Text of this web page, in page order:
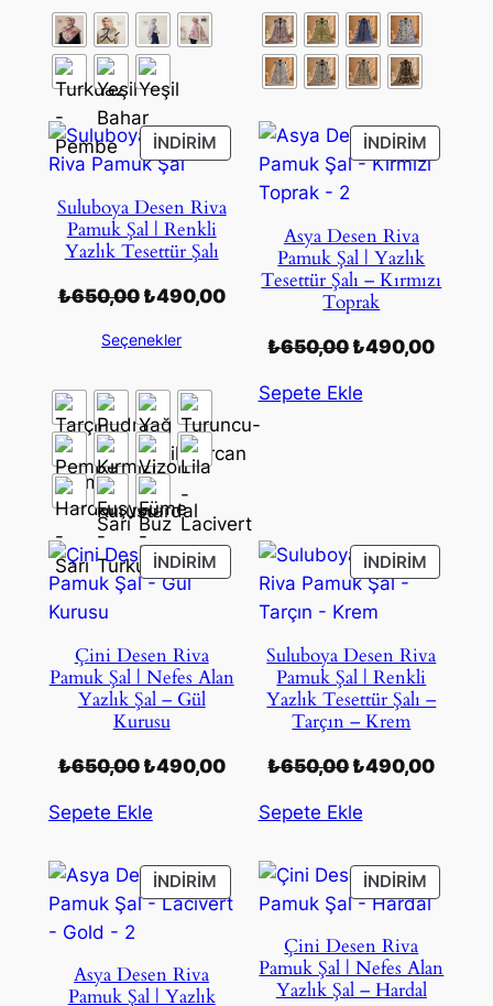
İNDIRIM İNDIRIMDEKI
ÜRÜN
Suluboya Desen Riva
Pamuk Şal | Renkli
Yazlık Tesettür Şalı
₺650,00 Orijinal
₺650,00.
₺490,00Şu
fiyat:
₺490,00.
Seçenekler
İNDIRIM
ÜRÜN
Asya Desen Riva
Pamuk Şal | Yazlık
Tesettür Şalı – Kırmızı
Toprak
₺650,00Orijinal
₺650,00.
₺490,00Şu
Sepete Ekle
İNDIRIM İNDIRIMDEKI
ÜRÜN
Çini Desen Riva
Pamuk Şal | Nefes Alan
Yazlık Şal – Gül
Kurusu
₺650,00 Orijinal
₺650,00.
₺490,00Şu
fiyat:
Sepete Ekle
İNDIRIM
ÜRÜN
Suluboya Desen Riva
Pamuk Şal | Renkli
Yazlık Tesettür Şalı –
Tarçın – Krem
₺650,00Orijinal
₺650,00.
₺490,00Şu
Sepete Ekle
İNDIRIM İNDIRIMDEKI
ÜRÜN
Asya Desen Riva
Pamuk Şal | Yazlık
İNDIRIM
ÜRÜN
Çini Desen Riva
Pamuk Şal | Nefes Alan
Yazlık Şal – Hardal